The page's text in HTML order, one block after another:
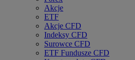
Akcje
ETF
Akcje CFD
Indeksy CFD
Surowce CFD
ETF Fundusze CFD